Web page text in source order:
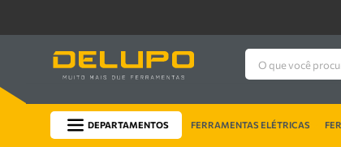
O que você
DEPARTAMENTOS FERRAMENTAS ELÉTRICAS